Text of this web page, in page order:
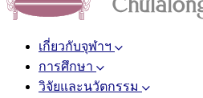
เกี่ยวกับจุฬาฯ
การศึกษา
วิจัยและนวัตกรรม